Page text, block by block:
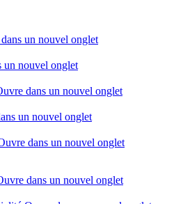
un nouvel onglet
un nouvel onglet
dans un nouvel onglet
un nouvel onglet
dans un nouvel onglet
dans un nouvel onglet